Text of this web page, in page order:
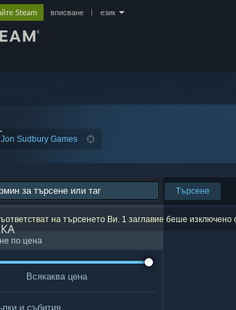
Steam вписване език
Sudbury Games
Търсене
на търсенето Ви. 1 заглавие беше
по цена
Всякаква цена
и събития